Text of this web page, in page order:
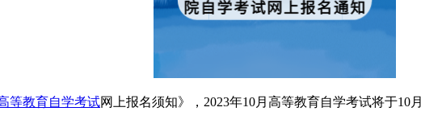
等教育自学考试网上报名须知》，2023年10月高等教育自学考试将于10